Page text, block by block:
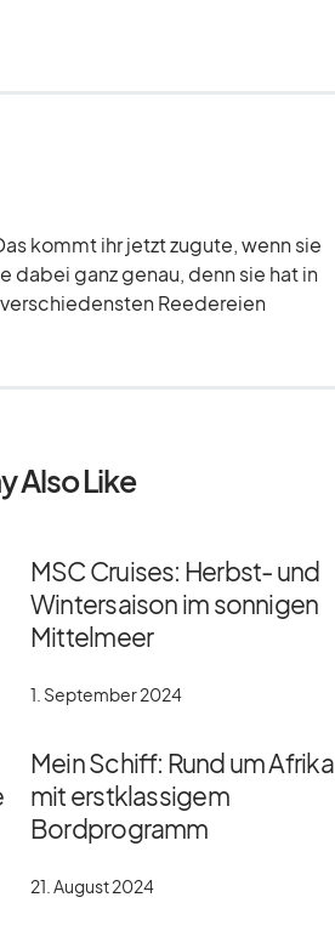
kommt ihr jetzt zugute, wenn sie
dabei ganz genau, denn sie hat in
Reedereien
Also Like
MSC Cruises: Herbst- und
Wintersaison im sonnigen
Mittelmeer
1. September 2024
Mein Schiff: Rund um Afrika
mit erstklassigem
Bordprogramm
21. August 2024